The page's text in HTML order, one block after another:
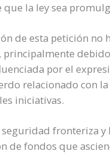
la ley sea
de esta petición no
por el
relacionado con
iniciativas.
fronteriza
de fondos que